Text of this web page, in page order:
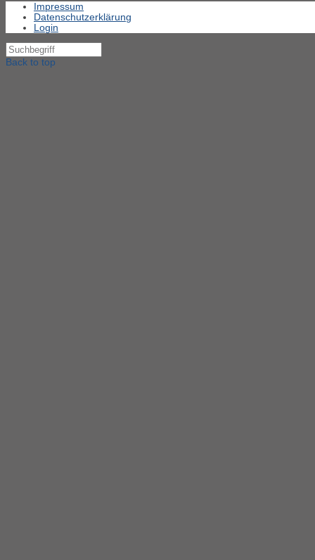
Impressum
Datenschutzerklärung
Login
Back to top